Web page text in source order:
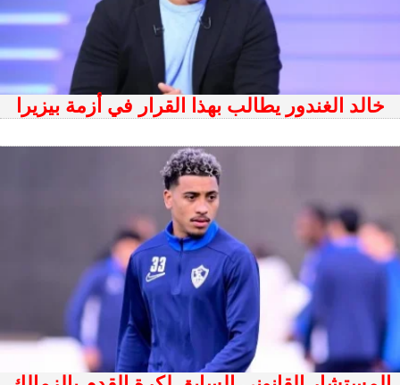
خالد الغندور يطالب بهذا القرار في أزمة بيزيرا